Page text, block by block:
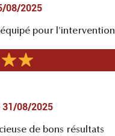
08/2025
pour l'intervention
31/08/2025
de bons résultats